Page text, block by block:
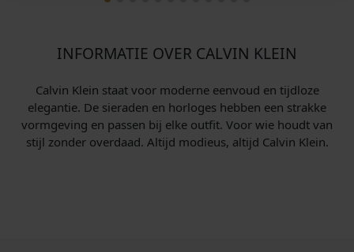
INFORMATIE OVER CALVIN KLEIN
Calvin Klein staat voor moderne eenvoud en tijdloze
elegantie. De sieraden en horloges hebben een strakke
vormgeving en passen bij elke outfit. Voor wie houdt van
stijl zonder overdaad. Altijd modieus, altijd Calvin Klein.